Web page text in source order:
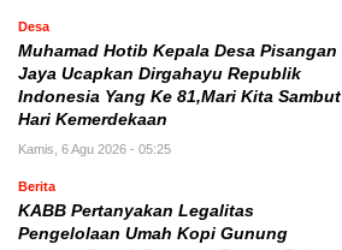
Desa
Muhamad Hotib Kepala Desa Pisangan
Jaya Ucapkan Dirgahayu Republik
Indonesia Yang Ke 81,Mari Kita Sambut
Hari Kemerdekaan
Kamis, 6 Agu 2026 - 05:25
Berita
KABB Pertanyakan Legalitas
Pengelolaan Umah Kopi Gunung